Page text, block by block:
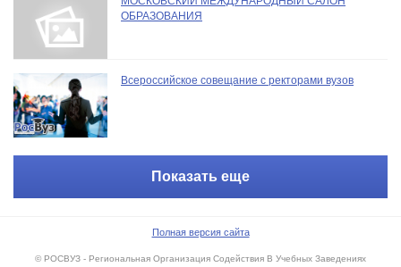
ОБРАЗОВАНИЯ
Всероссийское совещание с ректорами вузов
Показать еще
Полная версия сайта
© РОСВУЗ - Региональная Организация Содействия В Учебных Заведениях